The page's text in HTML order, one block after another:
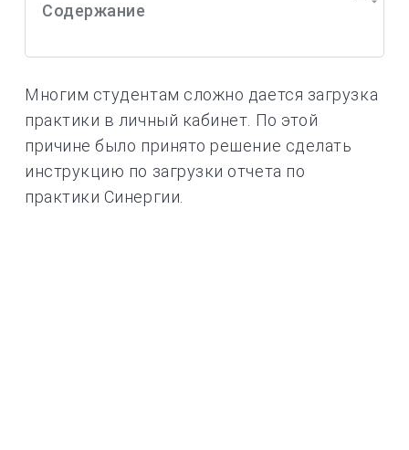
Содержание
Многим студентам сложно дается загрузка
практики в личный кабинет. По этой
причине было принято решение сделать
инструкцию по загрузки отчета по
практики Синергии.